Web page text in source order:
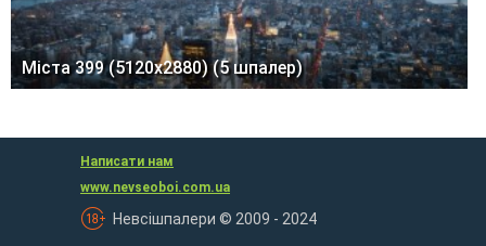
Міста 399 (5120x2880) (5 шпалер)
Написати нам
www.nevseoboi.com.ua
Невсішпалери © 2009 - 2024